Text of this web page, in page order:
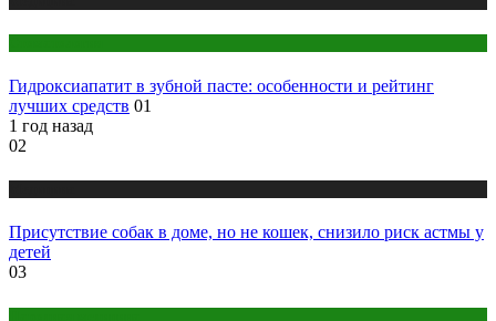
Гидроксиапатит в зубной пасте: особенности и рейтинг
лучших средств 01
1 год назад
02
Присутствие собак в доме, но не кошек, снизило риск астмы у
детей
03